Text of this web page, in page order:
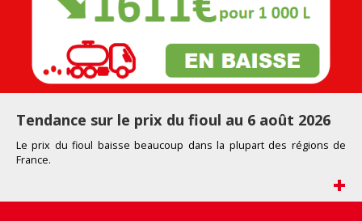
Tendance sur le prix du fioul au 6 août 2026
Le prix du fioul baisse beaucoup dans la plupart des régions de
France.
+